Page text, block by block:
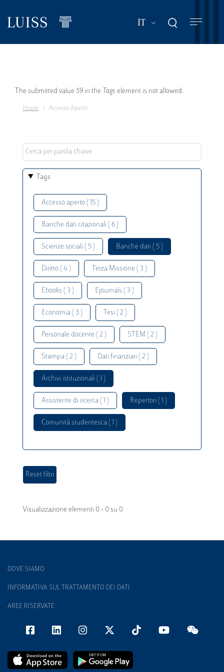
contenuto
IT Mostra ulteriori
Messaggio
di
The submitted value 59 in the Tags element is not allowed.
Home Accesso Aperto
Tags
Accesso aperto ( 15 )
Banche dati citazionali ( 6 )
Scienze sociali ( 5 ) Banche dati ( 5 )
Diritto ( 4 ) Terza Missione ( 3 )
Ebooks ( 3 ) Ejournals ( 3 )
Economia ( 3 ) Tesi ( 2 )
Personale docente ( 2 ) STEM ( 2 )
Stampa ( 2 ) Dati finanziari ( 2 )
Archivi istituzionali ( 1 )
Assistente di ricerca ( 1 ) Repertori ( 1 )
Comunità studentesca ( 1 )
Visualizzazione elementi 0 - 0 su 0
DOVE SIAMO
INFORMATIVA SUL TRATTAMENTO DEI DATI
AREE RISERVATE